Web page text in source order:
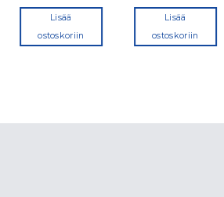
Lisää
ostoskoriin
Lisää
ostoskoriin